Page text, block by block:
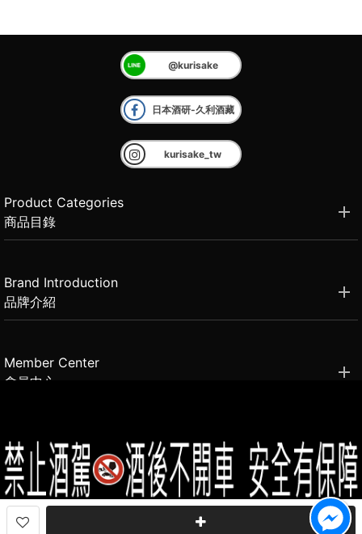
@kurisake
日本酒研-久利酒藏
kurisake_tw
Product Categories
商品目錄
Brand Introduction
品牌介紹
Member Center
會員中心
2021思橙國際有限公司 版權所有 禁止轉貼節錄 All rights reserved.